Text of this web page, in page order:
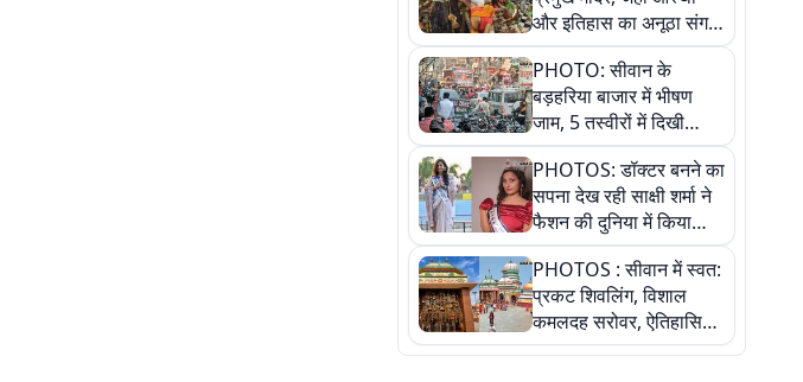
और इतिहास का अनूठा संगम,
तस्वीरों में जानिए
PHOTO: सीवान के
बड़हरिया बाजार में भीषण
जाम, 5 तस्वीरों में दिखी
अव्यवस्था
PHOTOS: डॉक्टर बनने का
सपना देख रही साक्षी शर्मा ने
फैशन की दुनिया में किया
कमाल,जानिए बेगूसराय की
बेटी ने कैसे दी अपने सपनों
को उड़ान
PHOTOS : सीवान में स्वत:
प्रकट शिवलिंग, विशाल
कमलदह सरोवर, ऐतिहासिक
महेंद्रनाथ मंदिर और घंटाघर